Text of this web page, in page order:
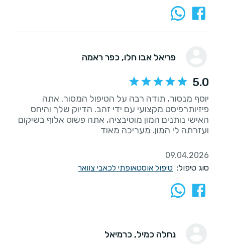
פריאל אבו חלו, כפר ראמה
5.0
יוסף מנסור, תודה רבה על הטיפול המסור. אתה
פיזיותרפיסט מקצועי עם ידי זהב. הדיוק שלך והיחס
האישי נותנים המון מוטיבציה, אתה פשוט אלוף בשיקום
09.04.2026
סוג טיפול: טיפול אוסטאופתי לכאבי צוואר
נחלה כמיל, כרמיאל